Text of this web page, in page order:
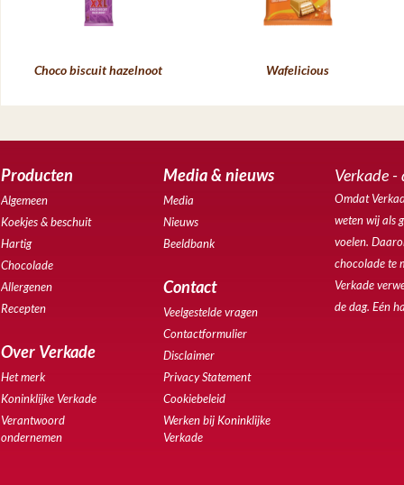
Choco biscuit hazelnoot Wafelicious
Producten
Algemeen
Koekjes & beschuit
Hartig
Chocolade
Allergenen
Recepten
Over Verkade
Het merk
Koninklijke Verkade
Verantwoord
ondernemen
Media & nieuws
Media
Nieuws
Beeldbank
Contact
Veelgestelde vragen
Contactformulier
Disclaimer
Privacy Statement
Cookiebeleid
Werken bij Koninklijke
Verkade
Verkade -
Omdat
weten wij als
voelen.
chocolade te
Verkade
de dag. Eén